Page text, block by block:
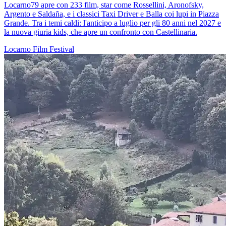
Locarno79 apre con 233 film, star come Rossellini, Aronofsky,
Argento e Saldaña, e i classici Taxi Driver e Balla coi lupi in Piazza
Grande. Tra i temi caldi: l'anticipo a luglio per gli 80 anni nel 2027 e
la nuova giuria kids, che apre un confronto con Castellinaria.
Locarno Film Festival